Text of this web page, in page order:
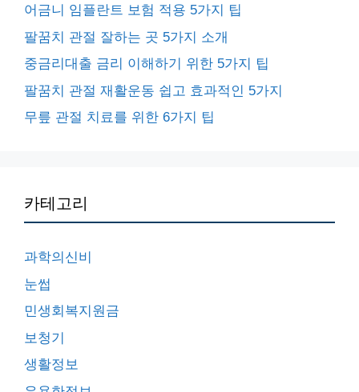
어금니 임플란트 보험 적용 5가지 팁
팔꿈치 관절 잘하는 곳 5가지 소개
중금리대출 금리 이해하기 위한 5가지 팁
팔꿈치 관절 재활운동 쉽고 효과적인 5가지
무릎 관절 치료를 위한 6가지 팁
카테고리
과학의신비
눈썹
민생회복지원금
보청기
생활정보